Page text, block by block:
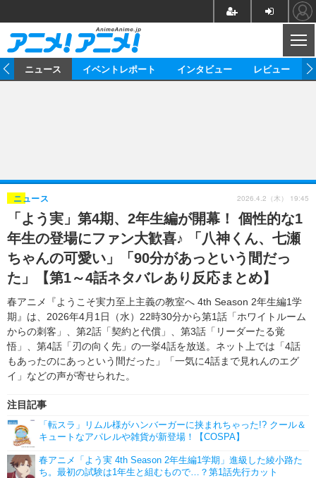
ゲーム グッズ
イベント 海外
海外イベント ビジネス
俳優・タレント アーティスト
ビジネス
アニメ 実写
書評 イベント
ゲーム 座談会
動画
アニメ 映画/ドラマ
アニメ！アニメ！TV ABEMA Cafe
連載・コラム
ニュース イベントレポート インタビュー レビュー
「よう実」第4期、2年生編が開幕！ 個性的な1
年生の登場にファン大歓喜♪ 「八神くん、七瀬
ちゃんの可愛い」「90分があっという間だっ
た」【第1～4話ネタバレあり反応まとめ】
春アニメ『ようこそ実力至上主義の教室へ 4th Season 2年生編1学
期』は、2026年4月1日（水）22時30分から第1話「ホワイトルーム
からの刺客」、第2話「契約と代償」、第3話「リーダーたる覚
悟」、第4話「刃の向く先」の一挙4話を放送。ネット上では「4話
もあったのにあっという間だった」「一気に4話まで見れんのエグ
イ」などの声が寄せられた。
ニュース
注目記事
「転スラ」リムル様がハンバーガーに挟まれちゃった!? クール＆
キュートなアパレルや雑貨が新登場！【COSPA】
春アニメ「よう実 4th Season 2年生編1学期」進級した綾小路た
ち。最初の試験は1年生と組むもので…？第1話先行カット
2026.4.2（木） 19:45